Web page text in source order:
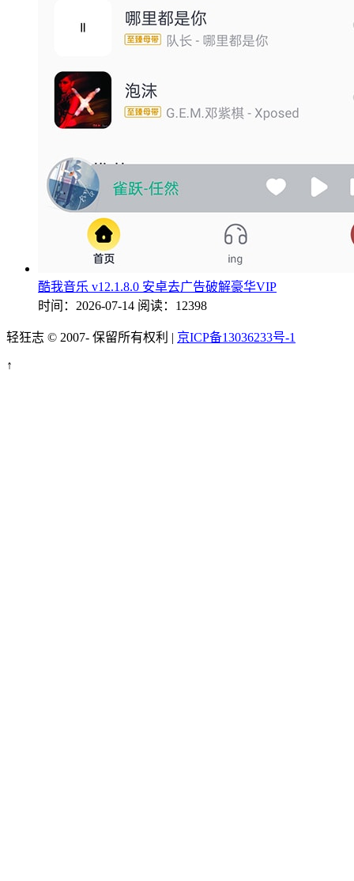
酷我音乐 v12.1.8.0 安卓去广告破解豪华VIP
时间：2026-07-14 阅读：12398
轻狂志 © 2007- 保留所有权利 | 京ICP备13036233号-1
↑